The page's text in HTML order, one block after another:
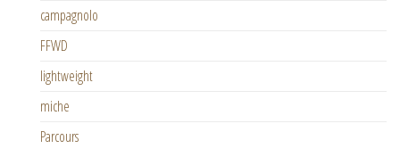
campagnolo
FFWD
lightweight
miche
Parcours